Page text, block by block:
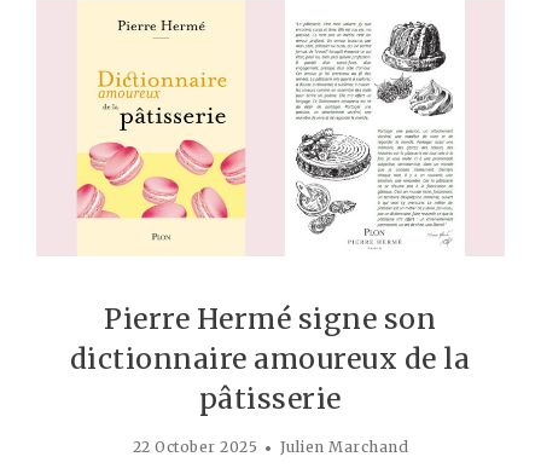
Pierre Hermé signe son
dictionnaire amoureux de la
pâtisserie
22 October 2025 Julien Marchand